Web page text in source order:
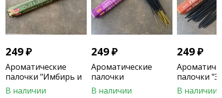
249₽
Ароматические
палочки "Имбирь и
Зеленый чай"
В наличии
249₽
Ароматические
палочки
"Антистресс"
В наличии
249₽
палочки
В наличии